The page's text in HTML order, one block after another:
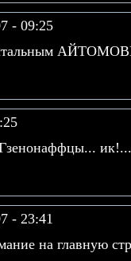
- 09:25
ик!...
- 23:41
на главную